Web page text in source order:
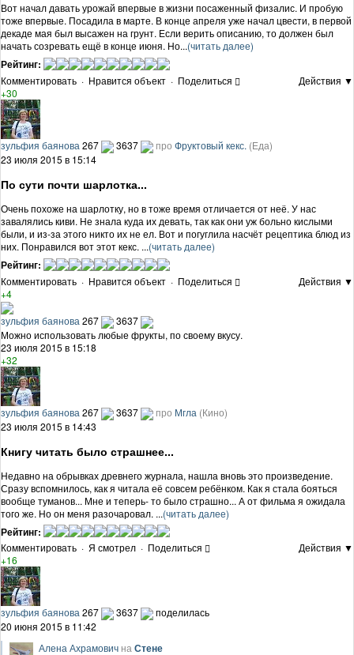
Вот начал давать урожай впервые в жизни посаженный физалис. И пробую
тоже впервые. Посадила в марте. В конце апреля уже начал цвести, в первой
декаде мая был высажен на грунт. Если верить описанию, то должен был
начать созревать ещё в конце июня. Но...(читать далее)
Рейтинг:
Комментировать · Нравится объект · Поделиться
Действия ▼
+30
зульфия баянова 267 3637 про Фруктовый кекс. (Еда)
23 июля 2015 в 15:14
По сути почти шарлотка...
Очень похоже на шарлотку, но в тоже время отличается от неё. У нас
завалялись киви. Не знала куда их девать, так как они уж больно кислыми
были, и из-за этого никто их не ел. Вот и погуглила насчёт рецептика блюд из
них. Понравился вот этот кекс. ...(читать далее)
Рейтинг:
Комментировать · Нравится объект · Поделиться
Действия ▼
+4
зульфия баянова 267
3637
Можно использовать любые фрукты, по своему вкусу.
23 июля 2015 в 15:18
+32
зульфия баянова 267 3637 про Мгла (Кино)
23 июля 2015 в 14:43
Книгу читать было страшнее...
Недавно на обрывках древнего журнала, нашла вновь это произведение.
Сразу вспомнилось, как я читала её совсем ребёнком. Как я стала бояться
вообще туманов... Мне и теперь- то было страшно... А от фильма я ожидала
того же. Но он меня разочаровал. ...(читать далее)
Рейтинг:
Комментировать · Я смотрел · Поделиться
Действия ▼
+16
зульфия баянова267 3637
поделилась
20 июня 2015 в 11:42
Алена Ахрамович на Стене